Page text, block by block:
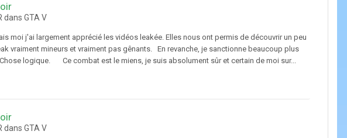
dans GTA V
moi j'ai largement apprécié les vidéos leakée. Elles nous ont permis de découvrir un peu
vraiment mineurs et vraiment pas gênants. En revanche, je sanctionne beaucoup plus
logique. Ce combat est le miens, je suis absolument sûr et certain de moi sur...
dans GTA V